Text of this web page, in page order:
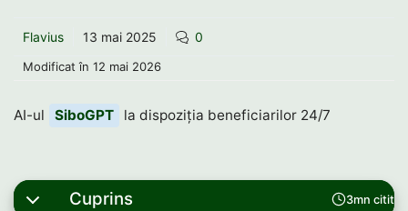
Flavius 13 mai 2025 0
Modificat în 12 mai 2026
AI-ul SiboGPT la dispoziția beneficiarilor 24/7
3mn citit
Cuprins